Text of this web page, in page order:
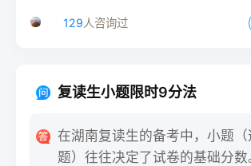
129人咨询过
复读生小题限时9分法
在湖南复读生的备考中，小题
题）往往决定了试卷的基础分数